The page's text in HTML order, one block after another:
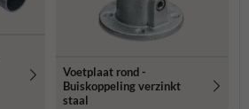
Voetplaat rond -
Buiskoppeling verzinkt
staal